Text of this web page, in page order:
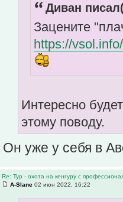
Диван
Зацените
https://
Интересно
этому поводу.
Он уже у себя в
Re: Тур - охота на кенгуру с
A-Slane 02 июн 2022, 16:22